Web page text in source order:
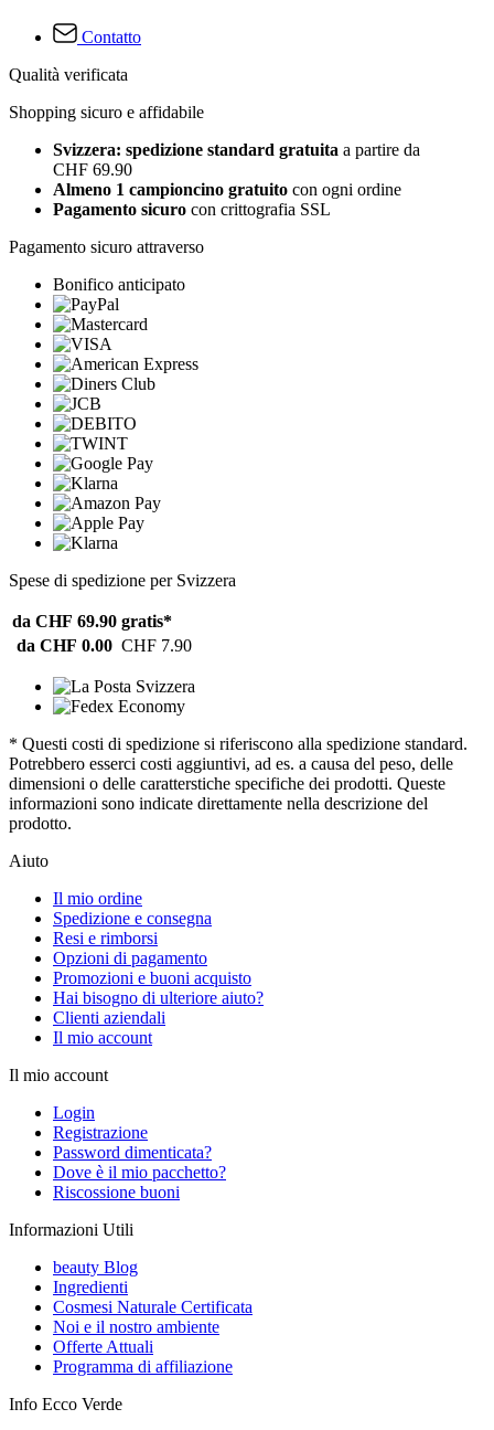
Contatto
Qualità verificata
Shopping sicuro e affidabile
Svizzera: spedizione standard gratuita a partire da
CHF 69.90
Almeno 1 campioncino gratuito con ogni ordine
Pagamento sicuro con crittografia SSL
Pagamento sicuro attraverso
Bonifico anticipato
Spese di spedizione per Svizzera
da CHF 69.90 gratis*
da CHF 0.00 CHF 7.90
* Questi costi di spedizione si riferiscono alla spedizione standard.
Potrebbero esserci costi aggiuntivi, ad es. a causa del peso, delle
dimensioni o delle caratterstiche specifiche dei prodotti. Queste
informazioni sono indicate direttamente nella descrizione del
prodotto.
Aiuto
Il mio ordine
Spedizione e consegna
Resi e rimborsi
Opzioni di pagamento
Promozioni e buoni acquisto
Hai bisogno di ulteriore aiuto?
Clienti aziendali
Il mio account
Il mio account
Login
Registrazione
Password dimenticata?
Dove è il mio pacchetto?
Riscossione buoni
Informazioni Utili
beauty Blog
Ingredienti
Cosmesi Naturale Certificata
Noi e il nostro ambiente
Offerte Attuali
Programma di affiliazione
Info Ecco Verde